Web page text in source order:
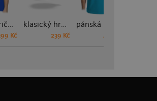
dětské tričko
Kč
klasický hrnek
239 Kč 449 Kč